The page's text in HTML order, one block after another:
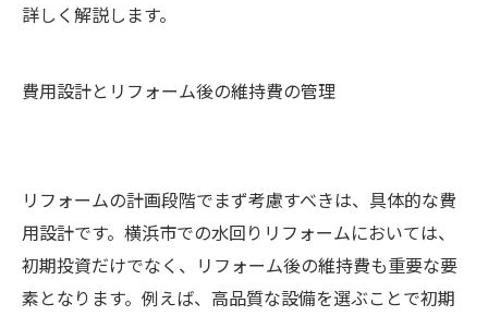
詳しく解説します。
費用設計とリフォーム後の維持費の管理
リフォームの計画段階でまず考慮すべきは、具体的な費
用設計です。横浜市での水回りリフォームにおいては、
初期投資だけでなく、リフォーム後の維持費も重要な要
素となります。例えば、高品質な設備を選ぶことで初期